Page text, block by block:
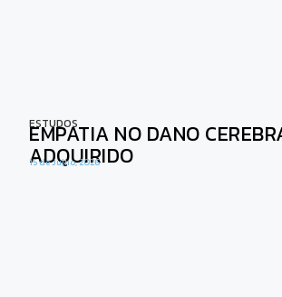
ESTUDOS
EMPATIA NO DANO
ADQUIRIDO
15 de Julho, 2026